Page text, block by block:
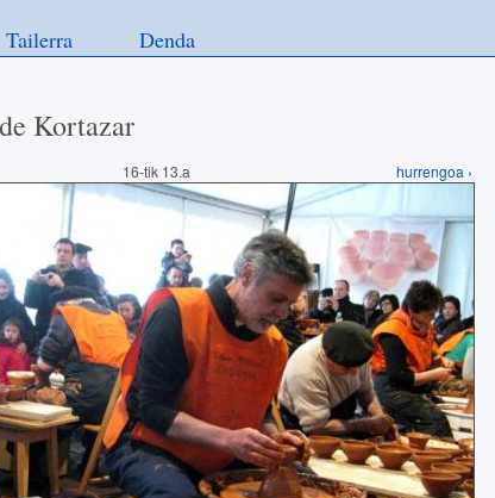
Kortazar
hurrengoa ›
16-tik 13.a
Tailerra Denda